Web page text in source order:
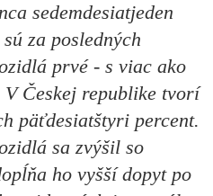
sedemdesiatjeden
za posledných
prvé - s viac ako
Českej republike tvorí
päťdesiatštyri percent.
sa zvýšil so
ho vyšší dopyt po